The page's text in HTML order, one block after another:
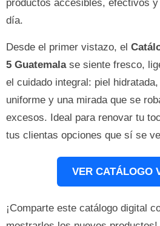
productos accesibles, efectivos
día.
Desde el primer vistazo, el
5 Guatemalase siente fresco,
el cuidado integral: piel
uniforme y una mirada que se
excesos. Ideal para renovar tu
tus clientas opciones que sí se
VER CATÁLOGO
¡Comparte este catálogo digital